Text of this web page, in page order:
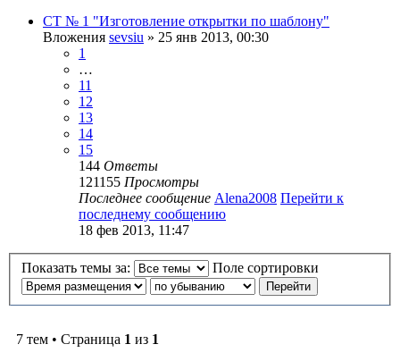
СТ № 1 "Изготовление открытки по шаблону"
Вложения sevsiu » 25 янв 2013, 00:30
1
…
11
12
13
14
15
144 Ответы
121155 Просмотры
Последнее сообщение Alena2008 Перейти к
последнему сообщению
18 фев 2013, 11:47
Показать темы за: Поле сортировки
7 тем • Страница 1 из 1